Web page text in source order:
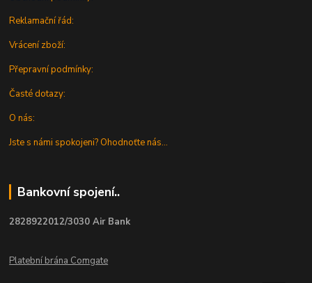
Reklamační řád:
Vrácení zboží:
Přepravní podmínky:
Časté dotazy:
O nás:
Jste s námi spokojeni? Ohodnoťte nás...
Bankovní spojení..
2828922012/3030 Air Bank
Platební brána Comgate